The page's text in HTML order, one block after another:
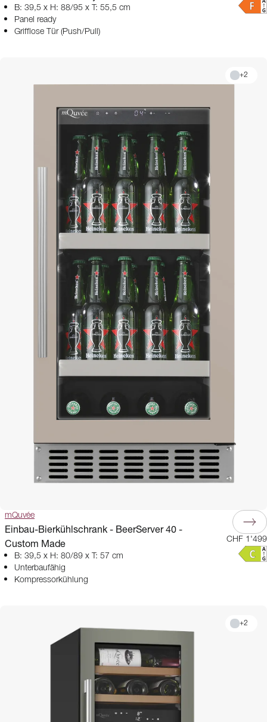
B: 39,5 x H: 88/95 x T: 55,5 cm
Panel ready
Grifflose Tür (Push/Pull)
+2
mQuvée
Einbau-Bierkühlschrank - BeerServer 40 -
Custom Made
B: 39,5 x H: 80/89 x T: 57 cm
Unterbaufähig
Kompressorkühlung
CHF 1'499
+2